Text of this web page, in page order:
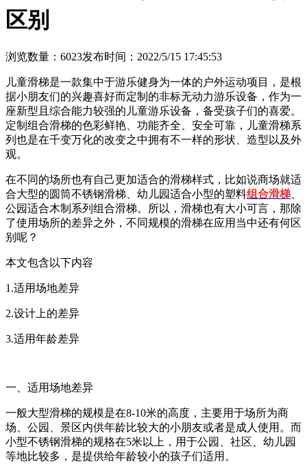
区别
浏览数量：6023发布时间：2022/5/15 17:45:53
儿童滑梯是一款集中于游乐健身为一体的户外运动项目，是根
据小朋友们的兴趣喜好而定制的非标无动力游乐设备，作为一
座新型且综合能力较强的儿童游乐设备，备受孩子们的喜爱。
定制组合滑梯的色彩鲜艳、功能齐全、安全可靠，儿童滑梯系
列也是在千变万化的改变之中拥有不一样的形状、造型以及外
观。
在不同的场所也有自己更加适合的滑梯样式，比如说商场就适
合大型的圆筒不锈钢滑梯、幼儿园适合小型的塑料组合滑梯
公园适合木制系列组合滑梯。所以，滑梯也有大小可言，那除
了使用场所的差异之外，不同规模的滑梯在应用当中还有何区
别呢？
本文包含以下内容
1.适用场地差异
2.设计上的差异
3.适用年龄差异
一、适用场地差异
一般大型滑梯的规模是在8-10米的高度，主要用于场所为商
场、公园、景区内供年龄比较大的小朋友或者是成人使用。而
小型不锈钢滑梯的规格在5米以上，用于公园、社区、幼儿园
等地比较多，是提供给年龄较小的孩子们适用。